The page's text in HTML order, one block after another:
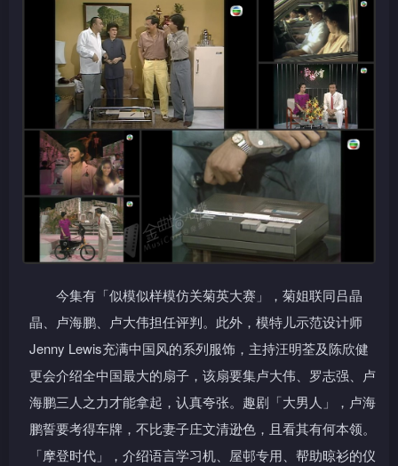
今集有「似模似样模仿关菊英大赛」，菊姐联同吕晶
晶、卢海鹏、卢大伟担任评判。此外，模特儿示范设计师
Jenny Lewis充满中国风的系列服饰，主持汪明荃及陈欣健
更会介绍全中国最大的扇子，该扇要集卢大伟、罗志强、卢
海鹏三人之力才能拿起，认真夸张。趣剧「大男人」，卢海
鹏誓要考得车牌，不比妻子庄文清逊色，且看其有何本领。
「摩登时代」，介绍语言学习机、屋邨专用、帮助晾衫的仪